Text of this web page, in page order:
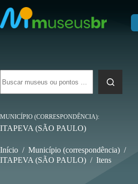
para
o
conteúdo
resultados
MUNICÍPIO (CORRESPONDÊNCIA)
ITAPEVA (SÃO PAULO)
Início / Município (correspondência) /
ITAPEVA (SÃO PAULO) / Itens